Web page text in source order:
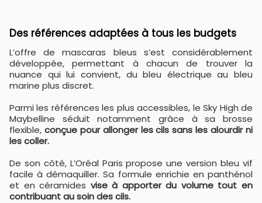
Des références adaptées à tous les budgets
L’offre de mascaras bleus s’est considérablement
développée, permettant à chacun de trouver la
nuance qui lui convient, du bleu électrique au bleu
marine plus discret.
Parmi les références les plus accessibles, le Sky High de
Maybelline séduit notamment grâce à sa brosse
flexible, conçue pour allonger les cils sans les alourdir ni
les coller.
De son côté, L’Oréal Paris propose une version bleu vif
facile à démaquiller. Sa formule enrichie en panthénol
et en céramides vise à apporter du volume tout en
contribuant au soin des cils.